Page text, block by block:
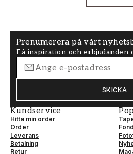
Prenumerera på vårt
Få inspiration och
SKICKA
Kundservice
Hitta min order
Order
Leverans
Betalning
Retur